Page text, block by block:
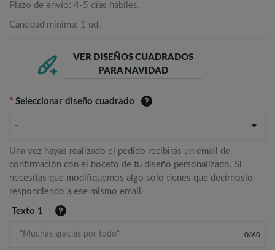
Plazo de envío: 4-5 días hábiles.
Cantidad mínima: 1 ud.
VER DISEÑOS CUADRADOS
PARA NAVIDAD
* Seleccionar diseño cuadrado
-
Una vez hayas realizado el pedido recibirás un email de
confirmación con el boceto de tu diseño personalizado. Si
necesitas que modifiquemos algo solo tienes que decírnoslo
respondiendo a ese mismo email.
Texto 1
0/60